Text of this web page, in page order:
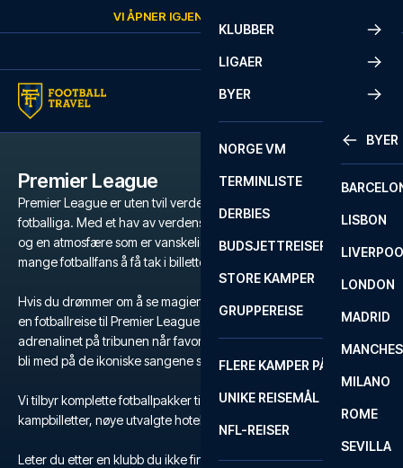
VI ÅPNER IGJEN
KLUBBER
LIGAER
BYER
BYER
LISBON
LONDON
MADRID
MILANO
ROME
SEVILLA
NORGE VM
TERMINLISTE
DERBIES
BUDSJETTREISER
STORE KAMPER
GRUPPEREISE
FLERE KAMPER PÅ ÉN REISE
UNIKE REISEMÅL
NFL-REISER
Premier League
Premier League er uten tvil verdens mest populære og intense
fotballiga. Med et hav av verdensstjerner, legendariske klubber
og en atmosfære som er vanskelig å matche, er det en drøm for
mange fotballfans å få tak i billetter til Premier League.
Hvis du drømmer om å se magien utfolde seg på gressmatta, er
en fotballreise til Premier League den ultimate opplevelsen. Kjenn
adrenalinet på tribunen når favorittlaget ditt kjemper for seier, og
bli med på de ikoniske sangene som runger gjennom stadion.
Vi tilbyr komplette fotballpakker til Premier League med
kampbilletter, nøye utvalgte hoteller og flyreise.
Leter du etter en klubb du ikke finner?